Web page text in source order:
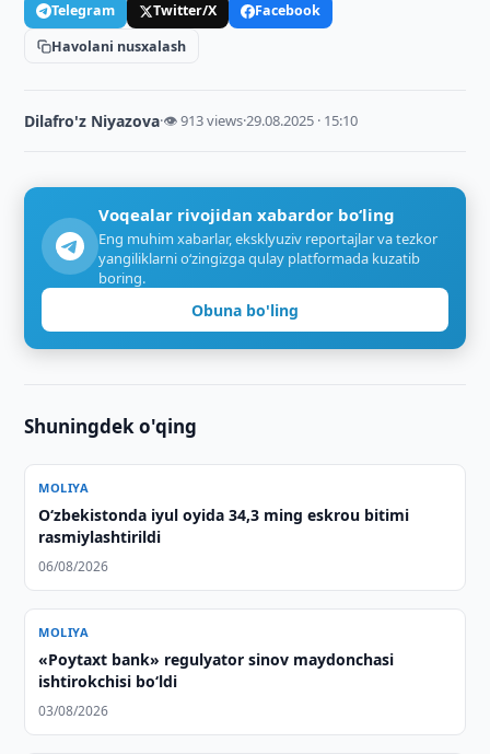
Telegram Twitter/X
Facebook
Havolani nusxalash
Dilafro'z Niyazova·👁 913 views·29.08.2025 · 15:10
Voqealar rivojidan xabardor bo‘ling
Eng muhim xabarlar, eksklyuziv reportajlar va tezkor
yangiliklarni o‘zingizga qulay platformada kuzatib
boring.
Obuna bo'ling
Shuningdek o'qing
MOLIYA
O‘zbekistonda iyul oyida 34,3 ming eskrou bitimi
rasmiylashtirildi
06/08/2026
MOLIYA
«Poytaxt bank» regulyator sinov maydonchasi
ishtirokchisi bo‘ldi
03/08/2026